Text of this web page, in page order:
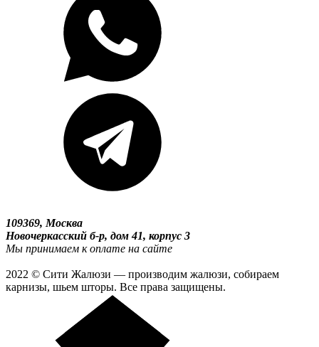
109369, Москва
Новочеркасский б-р, дом 41, корпус 3
Мы принимаем к оплате на сайте
2022 © Сити Жалюзи — производим жалюзи, собираем
карнизы, шьем шторы. Все права защищены.